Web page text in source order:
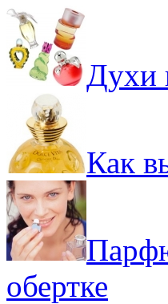
Духи
Как
обертке